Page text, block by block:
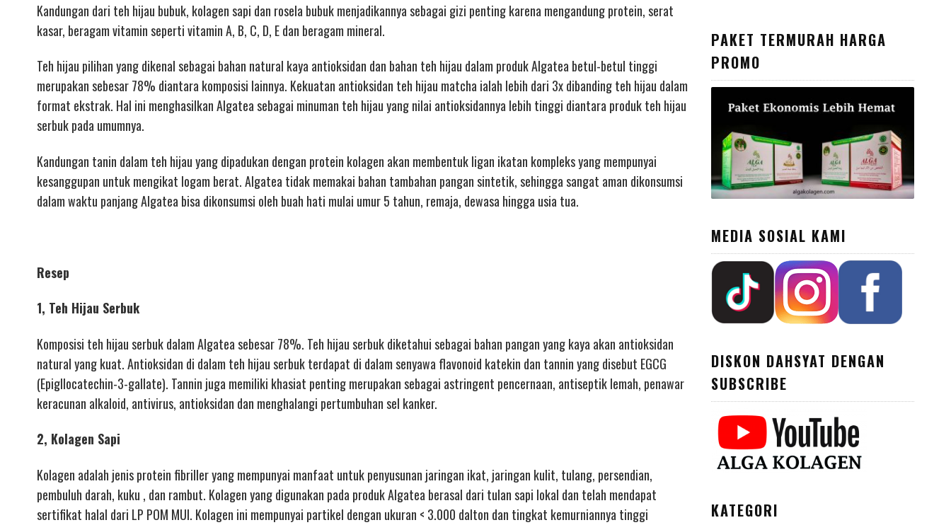
Kandungan dari teh hijau bubuk, kolagen sapi dan rosela bubuk menjadikannya sebagai gizi penting karena mengandung protein, serat
kasar, beragam vitamin seperti vitamin A, B, C, D, E dan beragam mineral.
Teh hijau pilihan yang dikenal sebagai bahan natural kaya antioksidan dan bahan teh hijau dalam produk Algatea betul-betul tinggi
merupakan sebesar 78% diantara komposisi lainnya. Kekuatan antioksidan teh hijau matcha ialah lebih dari 3x dibanding teh hijau dalam
format ekstrak. Hal ini menghasilkan Algatea sebagai minuman teh hijau yang nilai antioksidannya lebih tinggi diantara produk teh hijau
serbuk pada umumnya.
Kandungan tanin dalam teh hijau yang dipadukan dengan protein kolagen akan membentuk ligan ikatan kompleks yang mempunyai
kesanggupan untuk mengikat logam berat. Algatea tidak memakai bahan tambahan pangan sintetik, sehingga sangat aman dikonsumsi
dalam waktu panjang Algatea bisa dikonsumsi oleh buah hati mulai umur 5 tahun, remaja, dewasa hingga usia tua.
Resep
1, Teh Hijau Serbuk
Komposisi teh hijau serbuk dalam Algatea sebesar 78%. Teh hijau serbuk diketahui sebagai bahan pangan yang kaya akan antioksidan
natural yang kuat. Antioksidan di dalam teh hijau serbuk terdapat di dalam senyawa flavonoid katekin dan tannin yang disebut EGCG
(Epigllocatechin-3-gallate). Tannin juga memiliki khasiat penting merupakan sebagai astringent pencernaan, antiseptik lemah, penawar
keracunan alkaloid, antivirus, antioksidan dan menghalangi pertumbuhan sel kanker.
2, Kolagen Sapi
Kolagen adalah jenis protein fibriller yang mempunyai manfaat untuk penyusunan jaringan ikat, jaringan kulit, tulang, persendian,
pembuluh darah, kuku , dan rambut. Kolagen yang digunakan pada produk Algatea berasal dari tulan sapi lokal dan telah mendapat
sertifikat halal dari LP POM MUI. Kolagen ini mempunyai partikel dengan ukuran < 3.000 dalton dan tingkat kemurniannya tinggi
PAKET TERMURAH HARGA
PROMO
MEDIA SOSIAL KAMI
DISKON DAHSYAT DENGAN
SUBSCRIBE
KATEGORI